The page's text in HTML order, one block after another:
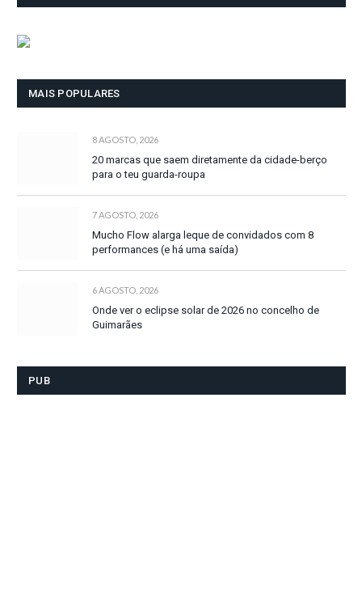
MAIS POPULARES
8 AGOSTO, 2026
20 marcas que saem diretamente da cidade-berço
para o teu guarda-roupa
7 AGOSTO, 2026
Mucho Flow alarga leque de convidados com 8
performances (e há uma saída)
6 AGOSTO, 2026
Onde ver o eclipse solar de 2026 no concelho de
Guimarães
PUB